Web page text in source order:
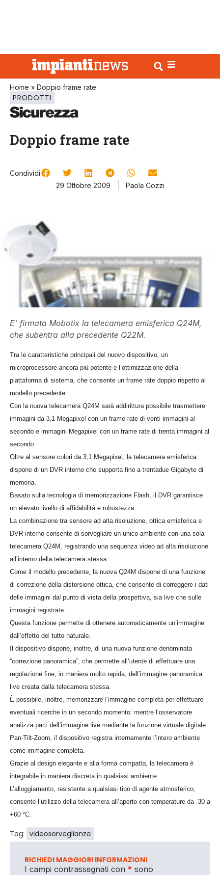
Home » Doppio frame rate
PRODOTTI
Doppio frame rate
Condividi
29 Ottobre 2009
Paola Cozzi
E’ firmata Mobotix la telecamera emisferica Q24M,
che subentra alla precedente Q22M.
Tra le caratteristiche principali del nuovo dispositivo, un
microprocessore ancora più potente e l’ottimizzazione della
piattaforma di sistema, che consente un frame rate doppio rispetto al
modello precedente.
Con la nuova telecamera Q24M sarà addirittura possibile trasmettere
immagini da 3,1 Megapixel con un frame rate di venti immagini al
secondo e immagini Megapixel con un frame rate di trenta immagini al
secondo.
Oltre al sensore colori da 3,1 Megapixel, la telecamera emisferica
dispone di un DVR interno che supporta fino a trentadue Gigabyte di
memoria.
Basato sulla tecnologia di memorizzazione Flash, il DVR garantisce
un elevato livello di affidabilità e robustezza.
La combinazione tra sensore ad alta risoluzione, ottica emisferica e
DVR interno consente di sorvegliare un unico ambiente con una sola
telecamera Q24M, registrando una sequenza video ad alta risoluzione
all’interno della telecamera stessa.
Come il modello precedente, la nuova Q24M dispone di una funzione
di correzione della distorsione ottica, che consente di correggere i dati
delle immagini dal punto di vista della prospettiva, sia live che sulle
immagini registrate.
Questa funzione permette di ottenere automaticamente un’immagine
dall’effetto del tutto naturale.
Il dispositivo dispone, inoltre, di una nuova funzione denominata
“correzione panoramica”, che permette all’utente di effettuare una
regolazione fine, in maniera molto rapida, dell’immagine panoramica
live creata dalla telecamera stessa.
È possibile, inoltre, memorizzare l’immagine completa per effettuare
eventuali ricerche in un secondo momento: mentre l’osservatore
analizza parti dell’immagine live mediante la funzione virtuale digitale
Pan-Tilt-Zoom, il dispositivo registra internamente l’intero ambiente
come immagine completa.
Grazie al design elegante e alla forma compatta, la telecamera è
integrabile in maniera discreta in qualsiasi ambiente.
L’alloggiamento, resistente a qualsiasi tipo di agente atmosferico,
consente l’utilizzo della telecamera all’aperto con temperature da -30 a
+60 °C.
Tag: videosorveglianza
RICHIEDI MAGGIORI INFORMAZIONI
I campi contrassegnati con * sono